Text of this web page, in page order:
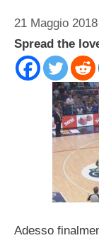
21 Maggio 2018
Spread the
Adesso